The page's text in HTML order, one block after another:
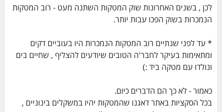
לכן , בשנים האחרונות שוק המטקות השתנה מעט - רוב המטקות
הנמכרות בשוק הפכו עבות יותר.
* עד לפני שנתיים רוב המטקות הנמכרות היו בעוביים דקים
ומתאימות בעיקר לחבר'ה הטובים שיודעים להצליף , שחיים בים
ונולדו עם מטקה ביד :)
כאמור - לא כך הם הדברים כיום.
בכל הסקציות באתר דאגנו שהמטקות יהיו במשקלים בינוניים ,